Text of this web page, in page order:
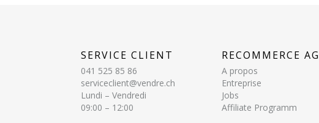
SERVICE CLIENT
041 525 85 86
serviceclient@vendre.ch
Lundi – Vendredi
09:00 – 12:00
RECOMMERCE AG
A propos
Entreprise
Jobs
Affiliate Programm